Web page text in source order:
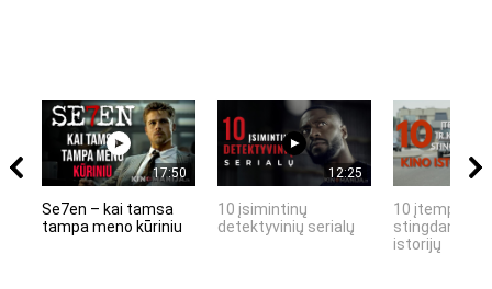
17:50
Se7en – kai tamsa
tampa meno kūriniu
12:25
10 įsimintinų
detektyvinių serialų
10 įtemptų,
stingdančių
istorijų